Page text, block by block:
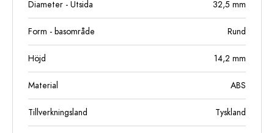
Diameter - Utsida 32,5 mm
Form - basområde Rund
Höjd 14,2 mm
Material ABS
Tillverkningsland Tyskland